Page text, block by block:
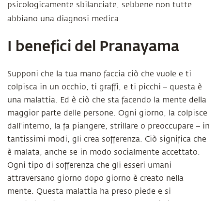
psicologicamente sbilanciate, sebbene non tutte
abbiano una diagnosi medica.
I benefici del Pranayama
Supponi che la tua mano faccia ciò che vuole e ti
colpisca in un occhio, ti graffi, e ti picchi – questa è
una malattia. Ed è ciò che sta facendo la mente della
maggior parte delle persone. Ogni giorno, la colpisce
dall'interno, la fa piangere, strillare o preoccupare – in
tantissimi modi, gli crea sofferenza. Ciò significa che
è malata, anche se in modo socialmente accettato.
Ogni tipo di sofferenza che gli esseri umani
attraversano giorno dopo giorno è creato nella
mente. Questa malattia ha preso piede e si